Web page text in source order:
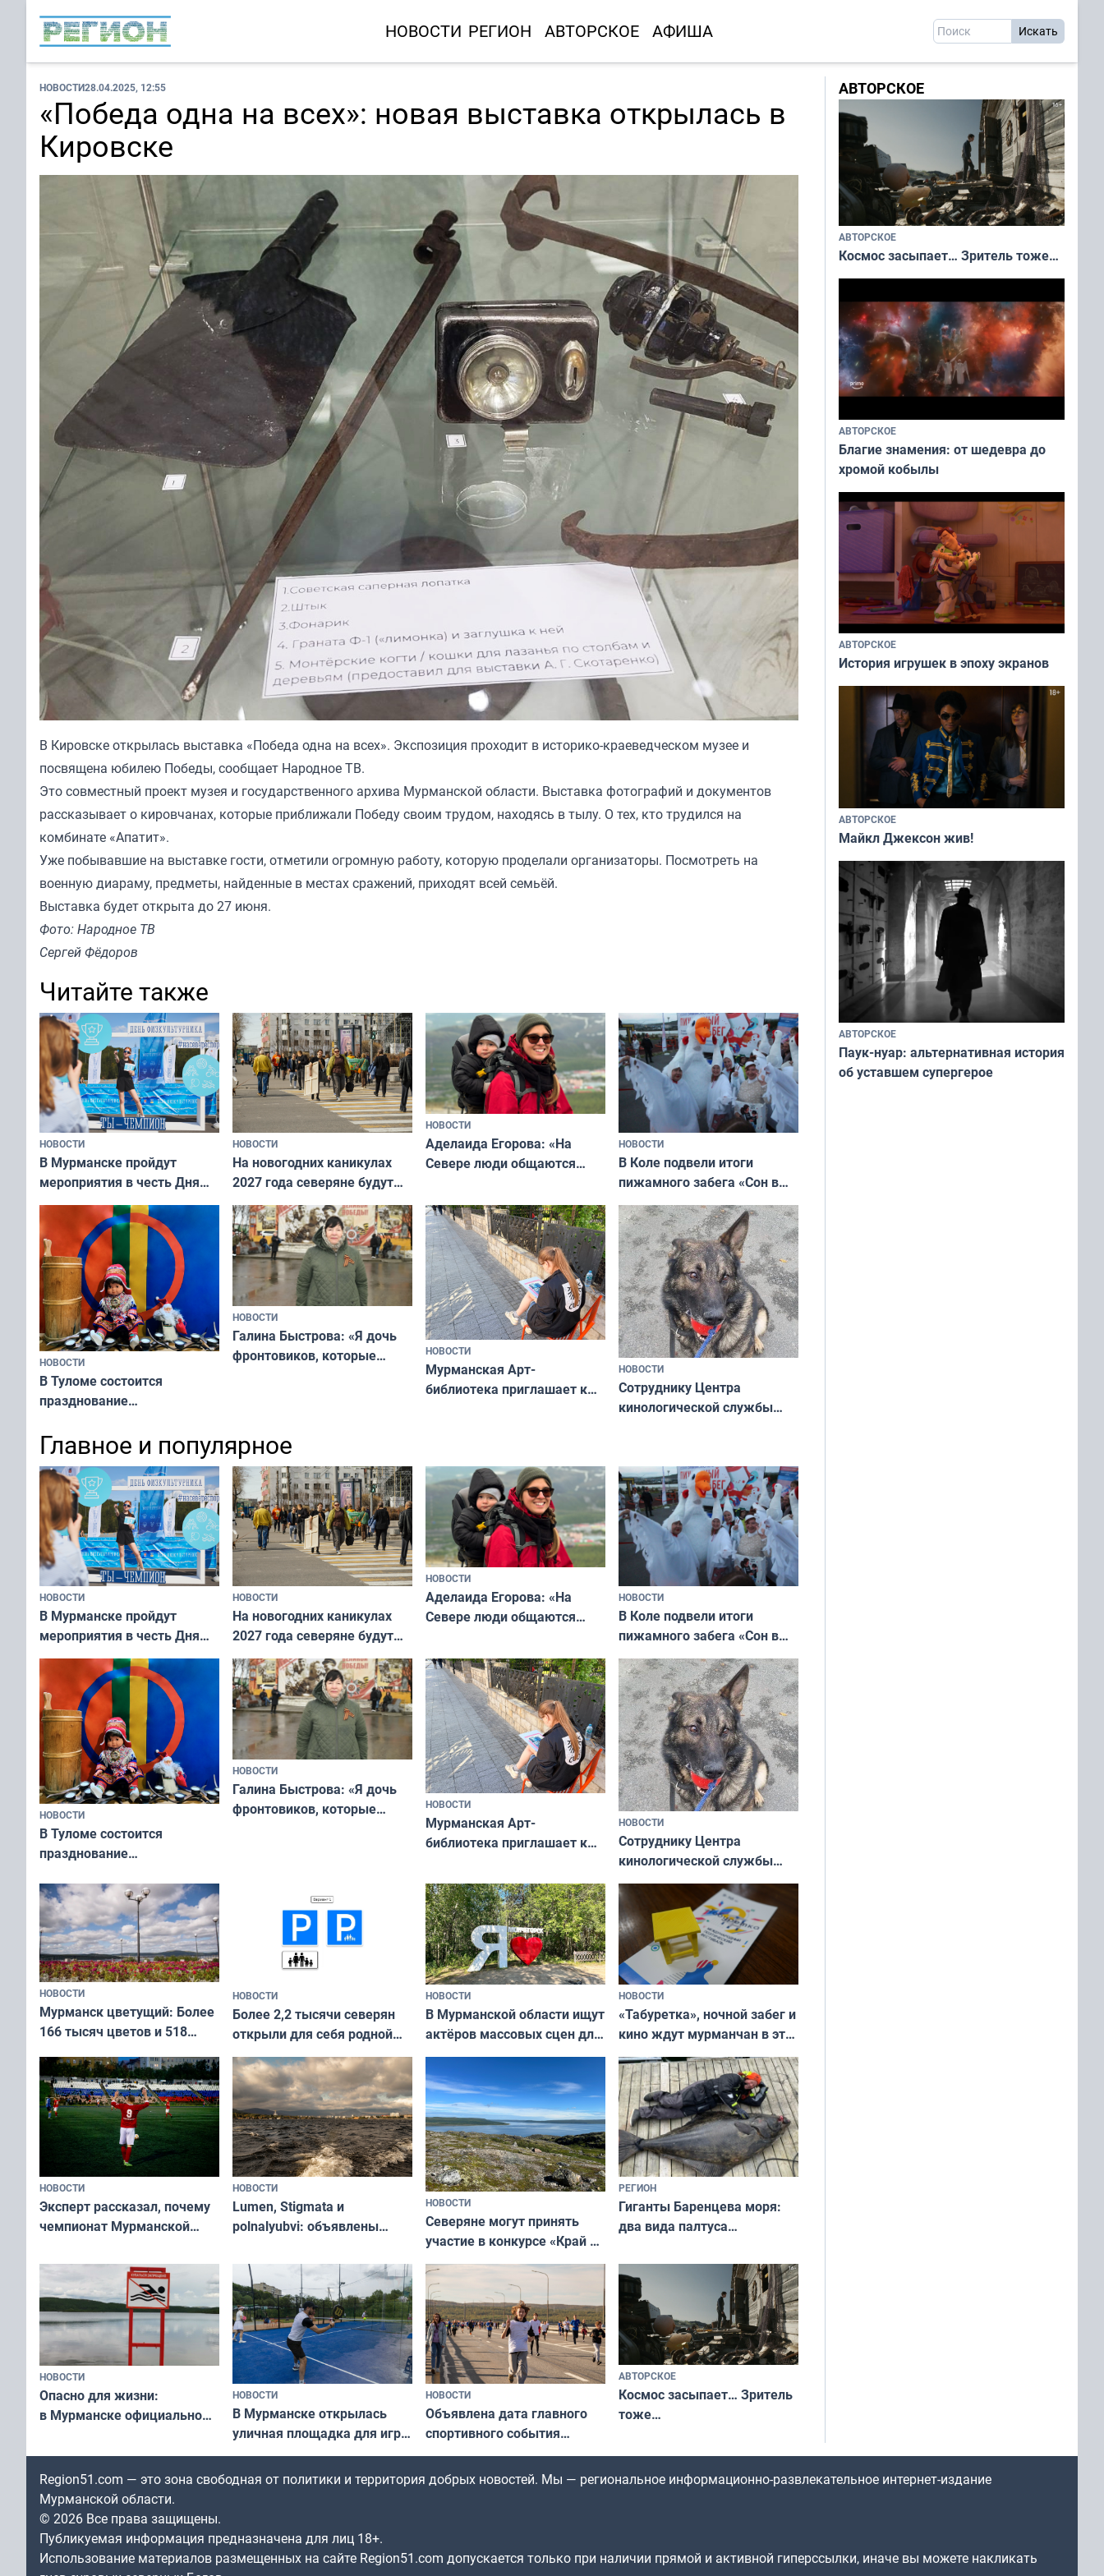
НОВОСТИ РЕГИОН АВТОРСКОЕ АФИША
НОВОСТИ28.04.2025, 12:55
«Победа одна на всех»: новая выставка открылась в
Кировске
В Кировске открылась выставка «Победа одна на всех». Экспозиция проходит в историко-краеведческом музее и
посвящена юбилею Победы, сообщает Народное ТВ.
Это совместный проект музея и государственного архива Мурманской области. Выставка фотографий и документов
рассказывает о кировчанах, которые приближали Победу своим трудом, находясь в тылу. О тех, кто трудился на
комбинате «Апатит».
Уже побывавшие на выставке гости, отметили огромную работу, которую проделали организаторы. Посмотреть на
военную диараму, предметы, найденные в местах сражений, приходят всей семьёй.
Выставка будет открыта до 27 июня.
Фото: Народное ТВ
Сергей Фёдоров
Читайте также
НОВОСТИ
В Мурманске пройдут
мероприятия в честь Дня
физкультурника
НОВОСТИ
На новогодних каникулах
2027 года северяне будут
отдыхать 11 дней
НОВОСТИ
Аделаида Егорова: «На
Севере люди общаются
а потому что
ты им интересен»
НОВОСТИ
В Коле подвели итоги
пижамного забега «Сон в
Олимпийскую ночь»
НОВОСТИ
В Туломе состоится
празднование
коренных народов мира
НОВОСТИ
Галина Быстрова: «Я дочь
фронтовиков, которые
НОВОСТИ
Мурманская Арт-
библиотека приглашает к
НОВОСТИ
Сотруднику Центра
кинологической службы
Главное и популярное
НОВОСТИ
В Мурманске пройдут
мероприятия в честь Дня
физкультурника
НОВОСТИ
На новогодних каникулах
2027 года северяне будут
отдыхать 11 дней
НОВОСТИ
Аделаида Егорова: «На
Севере люди общаются
а потому что
ты им интересен»
НОВОСТИ
В Коле подвели итоги
пижамного забега «Сон в
Олимпийскую ночь»
НОВОСТИ
В Туломе состоится
празднование
коренных народов мира
НОВОСТИ
Галина Быстрова: «Я дочь
фронтовиков, которые
НОВОСТИ
Мурманская Арт-
библиотека приглашает к
и фотографов
НОВОСТИ
Сотруднику Центра
кинологической службы
ищут новый дом
НОВОСТИ
Мурманск цветущий: Более
166 тысяч цветов и 518
НОВОСТИ
Более 2,2 тысячи северян
открыли для себя родной
край в рамках проекта
«Туризм для своих»
НОВОСТИ
В Мурманской области ищут
актёров массовых сцен для
съёмок в
короткометражном фильме
НОВОСТИ
«Табуретка», ночной забег и
кино ждут мурманчан в эти
выходные
НОВОСТИ
Эксперт рассказал, почему
чемпионат Мурманской
незамеченным
НОВОСТИ
Lumen, Stigmata и
polnalyubvi: объявлены
«Имандра» в 2026 года
НОВОСТИ
Северяне могут принять
участие в конкурсе «Край у
северной границы: фотогид
по Печенгскому округу»
РЕГИОН
Гиганты Баренцева моря:
два вида палтуса
НОВОСТИ
Опасно для жизни:
в Мурманске официально
в городских водоёмах
НОВОСТИ
В Мурманске открылась
уличная площадка для игры
в падел
НОВОСТИ
Объявлена дата главного
спортивного события
Заполярья: как зарождался
фестиваль «Гольфстрим»
АВТОРСКОЕ
Космос засыпает… Зритель
тоже…
АВТОРСКОЕ
АВТОРСКОЕ
Космос засыпает… Зритель тоже…
АВТОРСКОЕ
Благие знамения: от шедевра до
хромой кобылы
АВТОРСКОЕ
История игрушек в эпоху экранов
АВТОРСКОЕ
Майкл Джексон жив!
АВТОРСКОЕ
Паук-нуар: альтернативная история
об уставшем супергерое
Region51.com — это зона свободная от политики и территория добрых новостей. Мы — региональное информационно-развлекательное интернет-издание
Мурманской области.
© 2026 Все права защищены.
Публикуемая информация предназначена для лиц 18+.
Использование материалов размещенных на сайте Region51.com допускается только при наличии прямой и активной гиперссылки, иначе вы можете накликать